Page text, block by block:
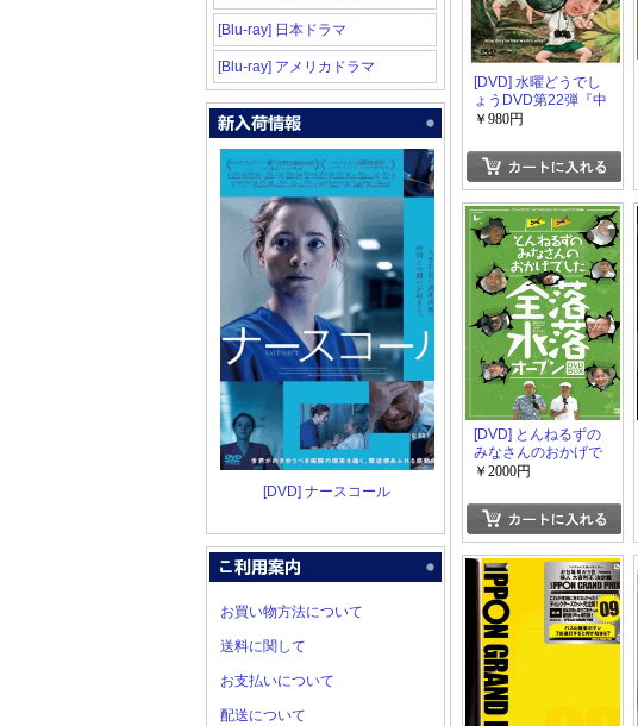
[Blu-ray] 日本ドラマ
[Blu-ray] アメリカドラマ
[DVD] ナースコール
お買い物方法について
送料に関して
お支払いについて
配送について
[DVD] 水曜どうでし
ょうDVD第22弾『中
米・コスタリカで幻
枠・後枠 傑作選
￥980円
[DVD] とんねるずの
みなさんのおかげで
した 全落・水落オー
￥2000円